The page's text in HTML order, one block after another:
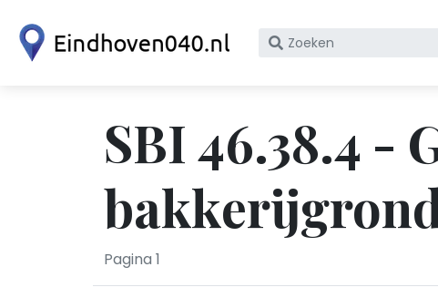
Zoek
KvK
nummer
SBI 46.38.4 -
Pagina 1